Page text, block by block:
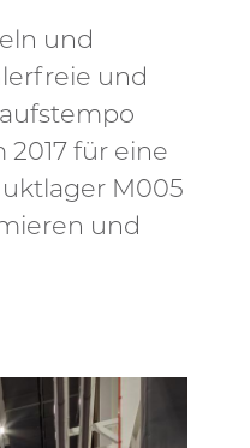
und
und
für eine
M005
und